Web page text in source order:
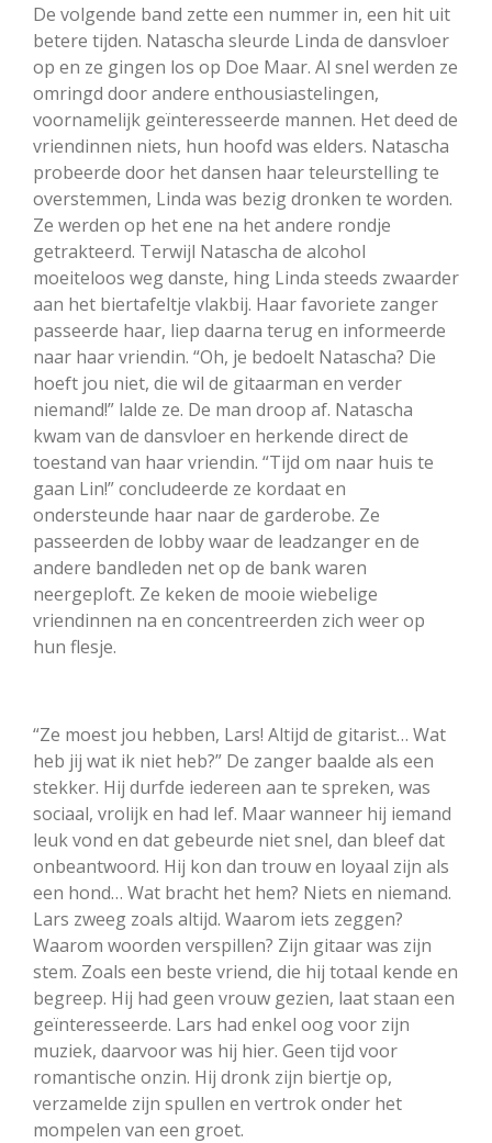
De volgende band zette een nummer in, een hit uit
betere tijden. Natascha sleurde Linda de dansvloer
op en ze gingen los op Doe Maar. Al snel werden ze
omringd door andere enthousiastelingen,
voornamelijk geïnteresseerde mannen. Het deed de
vriendinnen niets, hun hoofd was elders. Natascha
probeerde door het dansen haar teleurstelling te
overstemmen, Linda was bezig dronken te worden.
Ze werden op het ene na het andere rondje
getrakteerd. Terwijl Natascha de alcohol
moeiteloos weg danste, hing Linda steeds zwaarder
aan het biertafeltje vlakbij. Haar favoriete zanger
passeerde haar, liep daarna terug en informeerde
naar haar vriendin. “Oh, je bedoelt Natascha? Die
hoeft jou niet, die wil de gitaarman en verder
niemand!” lalde ze. De man droop af. Natascha
kwam van de dansvloer en herkende direct de
toestand van haar vriendin. “Tijd om naar huis te
gaan Lin!” concludeerde ze kordaat en
ondersteunde haar naar de garderobe. Ze
passeerden de lobby waar de leadzanger en de
andere bandleden net op de bank waren
neergeploft. Ze keken de mooie wiebelige
vriendinnen na en concentreerden zich weer op
hun flesje.
“Ze moest jou hebben, Lars! Altijd de gitarist… Wat
heb jij wat ik niet heb?” De zanger baalde als een
stekker. Hij durfde iedereen aan te spreken, was
sociaal, vrolijk en had lef. Maar wanneer hij iemand
leuk vond en dat gebeurde niet snel, dan bleef dat
onbeantwoord. Hij kon dan trouw en loyaal zijn als
een hond… Wat bracht het hem? Niets en niemand.
Lars zweeg zoals altijd. Waarom iets zeggen?
Waarom woorden verspillen? Zijn gitaar was zijn
stem. Zoals een beste vriend, die hij totaal kende en
begreep. Hij had geen vrouw gezien, laat staan een
geïnteresseerde. Lars had enkel oog voor zijn
muziek, daarvoor was hij hier. Geen tijd voor
romantische onzin. Hij dronk zijn biertje op,
verzamelde zijn spullen en vertrok onder het
mompelen van een groet.